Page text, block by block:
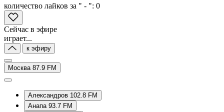
количество лайков за " - ": 0
Сейчас в эфире
играет...
к эфиру
Москва 87.9 FM
Александров 102.8 FM
Анапа 93.7 FM